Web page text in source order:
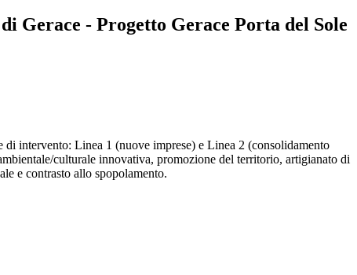
Gerace - Progetto Gerace Porta del Sole
intervento: Linea 1 (nuove imprese) e Linea 2 (consolidamento
culturale innovativa, promozione del territorio, artigianato di
e contrasto allo spopolamento.